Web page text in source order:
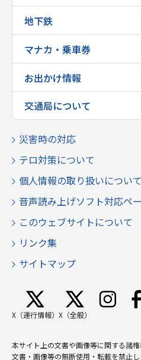
地下鉄
マナカ・乗車券
お出かけ情報
交通局について
災害時の対応
テロ対策について
個人情報の取り扱いについて
音声読み上げソフト対応ペ
このウェブサイトについて
リンク集
サイトマップ
X（運行情報） X（全般）
本サイト上の文書や画像等に関する諸
文書・画像等の無断使用・転載を禁止し